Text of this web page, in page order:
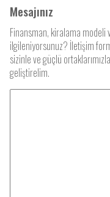
Mesajınız
Finansman, kiralama modeli
ilgileniyorsunuz? İletişim
sizinle ve güçlü
geliştirelim.